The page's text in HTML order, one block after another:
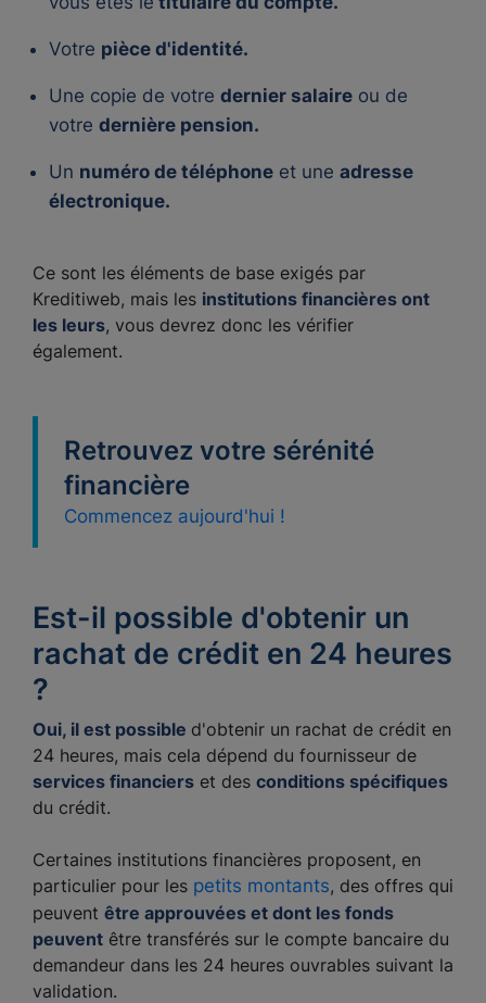
Votre pièce d'identité.
Une copie de votre dernier salaire ou de
votre dernière pension.
Un numéro de téléphone et une adresse
électronique.
Ce sont les éléments de base exigés par
Kreditiweb, mais les institutions financières ont
les leurs, vous devrez donc les vérifier
également.
Retrouvez votre sérénité
financière
Commencez aujourd'hui !
Est-il possible d'obtenir un
rachat de crédit en 24 heures
?
Oui, il est possible d'obtenir un rachat de crédit en
24 heures, mais cela dépend du fournisseur de
services financiers et des conditions spécifiques
du crédit.
Certaines institutions financières proposent, en
particulier pour les petits montants, des offres qui
peuvent être approuvées et dont les fonds
peuvent être transférés sur le compte bancaire du
demandeur dans les 24 heures ouvrables suivant la
validation.